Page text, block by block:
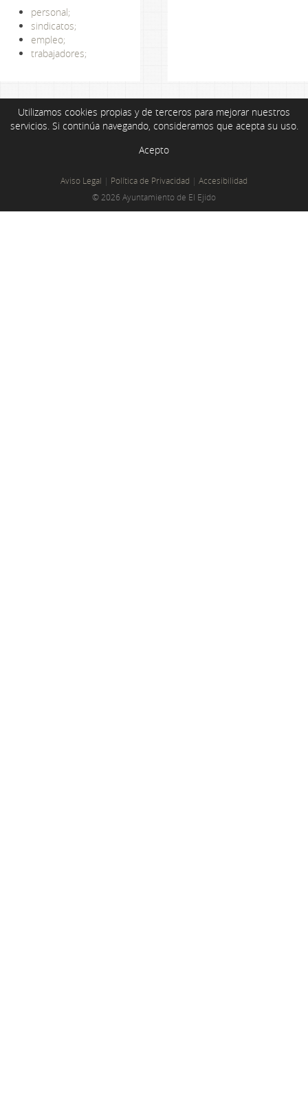
personal;
sindicatos;
empleo;
trabajadores;
Utilizamos cookies propias y de terceros para mejorar nuestros
servicios. Si continúa navegando, consideramos que acepta su uso.
Acepto
Aviso Legal | Política de Privacidad | Accesibilidad
© 2026 Ayuntamiento de El Ejido